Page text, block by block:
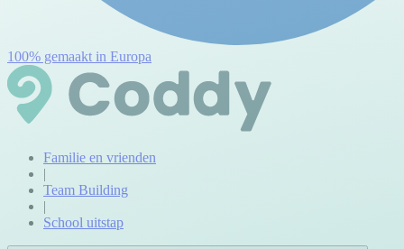
100% gemaakt in Europa
Familie en vrienden
|
Team Building
|
School uitstap